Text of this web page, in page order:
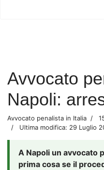
Avvocato
Napoli:
Avvocato penalista in Italia
Ultima modifica: 29 Luglio
A Napoli un avvocato
prima cosa se il